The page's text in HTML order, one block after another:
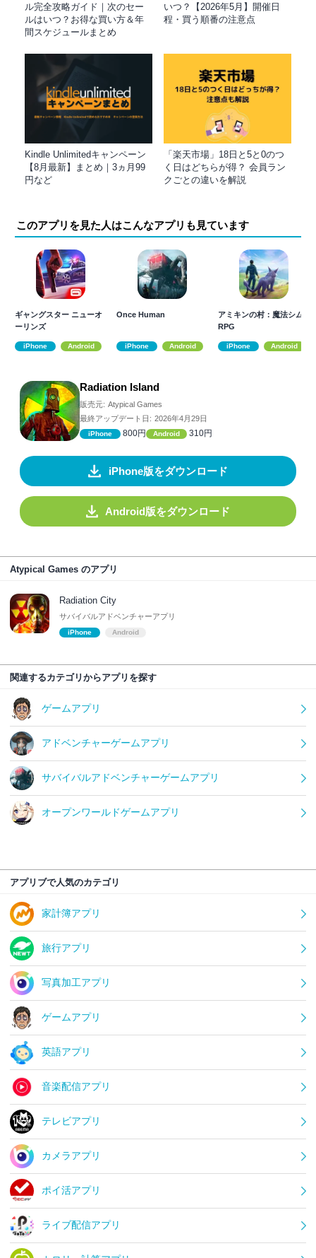
ル完全攻略ガイド｜次のセー
ルはいつ？お得な買い方＆年
間スケジュールまとめ
いつ？【2026年5月】開催日
程・買う順番の注意点
Kindle Unlimitedキャンペーン
【8月最新】まとめ｜3ヵ月99
円など
「楽天市場」18日と5と0のつ
く日はどちらが得？ 会員ラン
クごとの違いを解説
このアプリを見た人はこんなアプリも見ています
ギャングスター ニューオ
ーリンズ
iPhone Android
Once Human
iPhone Android
アミキンの村：魔法シム
RPG
iPhone Android
Radiation Island
販売元: Atypical Games
最終アップデート日: 2026年4月29日
iPhone 800円 Android 310円
iPhone版をダウンロード
Android版をダウンロード
Atypical Games のアプリ
Radiation City
サバイバルアドベンチャーアプリ
iPhone Android
関連するカテゴリからアプリを探す
ゲームアプリ
アドベンチャーゲームアプリ
サバイバルアドベンチャーゲームアプリ
オープンワールドゲームアプリ
アプリブで人気のカテゴリ
家計簿アプリ
旅行アプリ
写真加工アプリ
ゲームアプリ
英語アプリ
音楽配信アプリ
テレビアプリ
カメラアプリ
ポイ活アプリ
ライブ配信アプリ